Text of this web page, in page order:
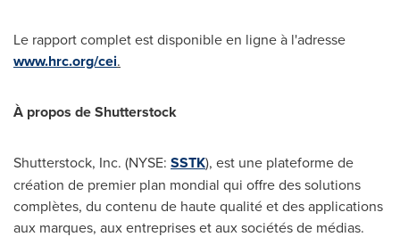
Le rapport complet est disponible en ligne à l'adresse
www.hrc.org/cei.
À propos de Shutterstock
Shutterstock, Inc. (NYSE: SSTK), est une plateforme de
création de premier plan mondial qui offre des solutions
complètes, du contenu de haute qualité et des applications
aux marques, aux entreprises et aux sociétés de médias.